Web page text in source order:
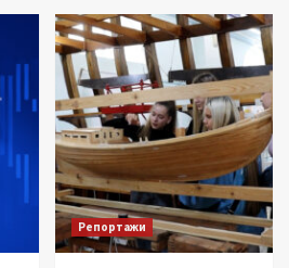
Репортажи